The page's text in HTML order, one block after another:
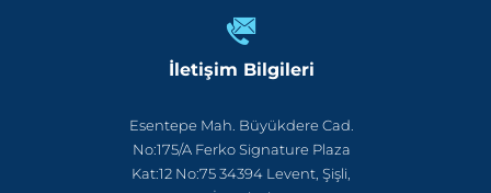
İletişim Bilgileri
Esentepe Mah. Büyükdere Cad.
No:175/A Ferko Signature Plaza
Kat:12 No:75 34394 Levent, Şişli,